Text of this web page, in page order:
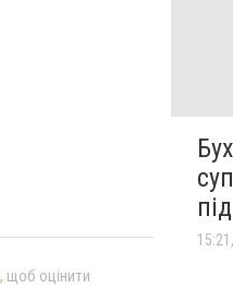
, щоб оцінити